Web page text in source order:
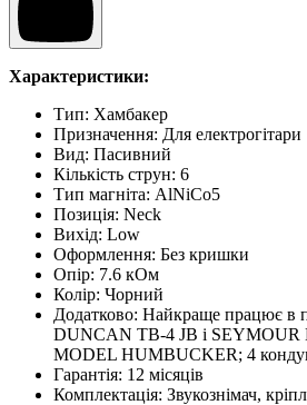
Характеристики:
Тип: Хамбакер
Призначення: Для електрогітари
Вид: Пасивний
Кількість струн: 6
Тип магніта: AlNiCo5
Позиція: Neck
Вихід: Low
Оформлення: Без кришки
Опір: 7.6 кОм
Колір: Чорний
Додатково: Найкраще працює в
DUNCAN TB-4 JB і SEYMOUR
MODEL HUMBUCKER; 4
Гарантія: 12 місяців
Комплектація: Звукознімач,